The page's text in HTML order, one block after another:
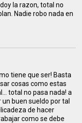
la razon, total no
Nadie robo nada en
tiene que ser! Basta
cosas como estas
total no pasa nada! a
buen sueldo por tal
de hacer
como se debe